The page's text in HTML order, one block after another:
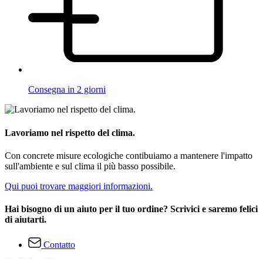
Consegna in 2 giorni
Lavoriamo nel rispetto del clima.
Con concrete misure ecologiche contibuiamo a mantenere l'impatto
sull'ambiente e sul clima il più basso possibile.
Qui puoi trovare maggiori informazioni.
Hai bisogno di un aiuto per il tuo ordine? Scrivici e saremo felici
di aiutarti.
Contatto